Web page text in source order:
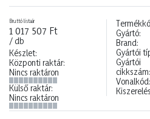
Bruttó listaár
1 017 507 Ft
/ db
Készlet:
Központi raktár:
Nincs raktáron
Külső raktár:
Nincs raktáron
Gyártó:
Brand:
Gyártói
Gyártói
cikkszám:
Vonalkód: